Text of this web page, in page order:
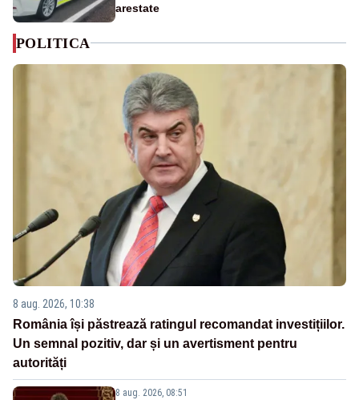
arestate
POLITICA
8 aug. 2026, 10:38
România își păstrează ratingul recomandat investițiilor.
Un semnal pozitiv, dar și un avertisment pentru
autorități
8 aug. 2026, 08:51